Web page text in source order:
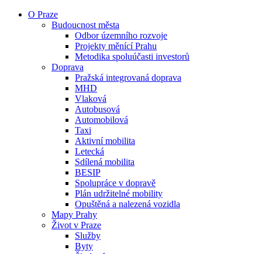
O Praze
Budoucnost města
Odbor územního rozvoje
Projekty měnící Prahu
Metodika spoluúčasti investorů
Doprava
Pražská integrovaná doprava
MHD
Vlaková
Autobusová
Automobilová
Taxi
Aktivní mobilita
Letecká
Sdílená mobilita
BESIP
Spolupráce v dopravě
Plán udržitelné mobility
Opuštěná a nalezená vozidla
Mapy Prahy
Život v Praze
Služby
Byty